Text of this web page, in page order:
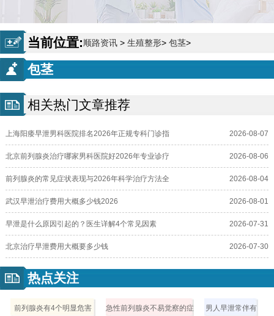
当前位置:顺路资讯 > 生殖整形> 包茎>
包茎
相关热门文章推荐
上海阳痿早泄男科医院排名2026年正规专科门诊指 2026-08-07
北京前列腺炎治疗哪家男科医院好2026年专业诊疗 2026-08-06
前列腺炎的常见症状表现与2026年科学治疗方法全 2026-08-04
武汉早泄治疗费用大概多少钱2026 2026-08-01
早泄是什么原因引起的？医生详解4个常见因素 2026-07-31
北京治疗早泄费用大概要多少钱 2026-07-30
热点关注
前列腺炎有4个明显危害 急性前列腺炎不易觉察的症 男人早泄常伴有